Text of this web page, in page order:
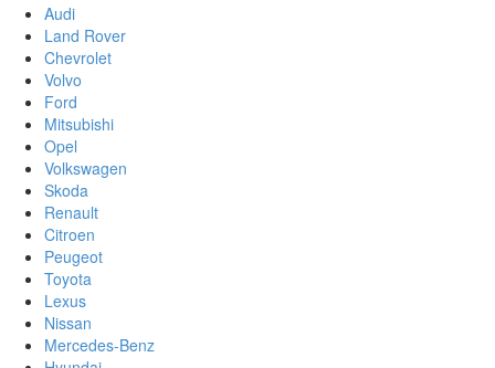
Audi
Land Rover
Chevrolet
Volvo
Ford
Mitsubishi
Opel
Volkswagen
Skoda
Renault
Citroen
Peugeot
Toyota
Lexus
Nissan
Mercedes-Benz